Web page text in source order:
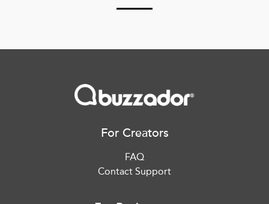
For Creators
FAQ
Contact Support